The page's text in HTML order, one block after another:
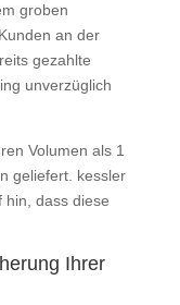
groben
an der
gezahlte
unverzüglich
Volumen als 1
geliefert. kessler
hin, dass diese
Ihrer